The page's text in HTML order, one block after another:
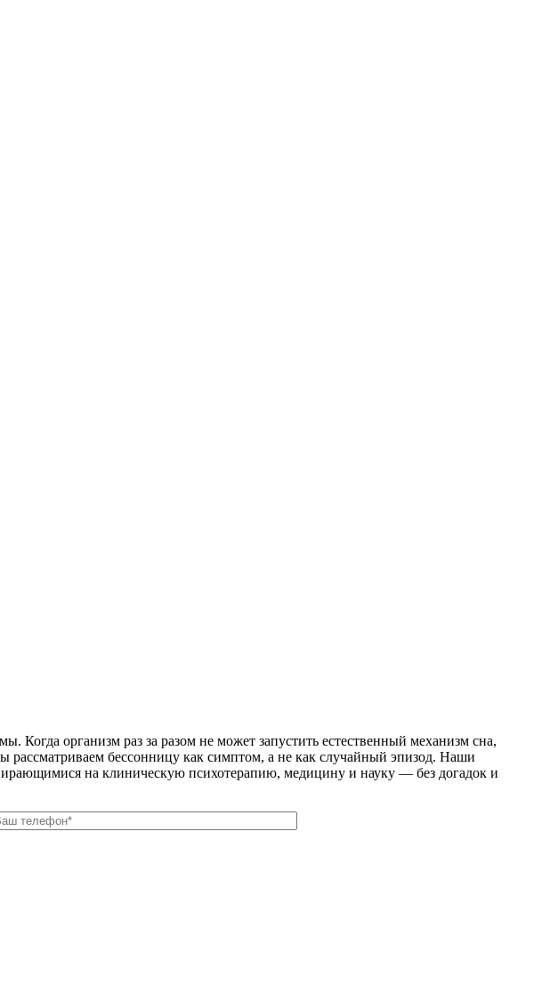
Когда организм раз за разом не может запустить естественный механизм сна,
рассматриваем бессонницу как симптом, а не как случайный эпизод. Наши
на клиническую психотерапию, медицину и науку — без догадок и